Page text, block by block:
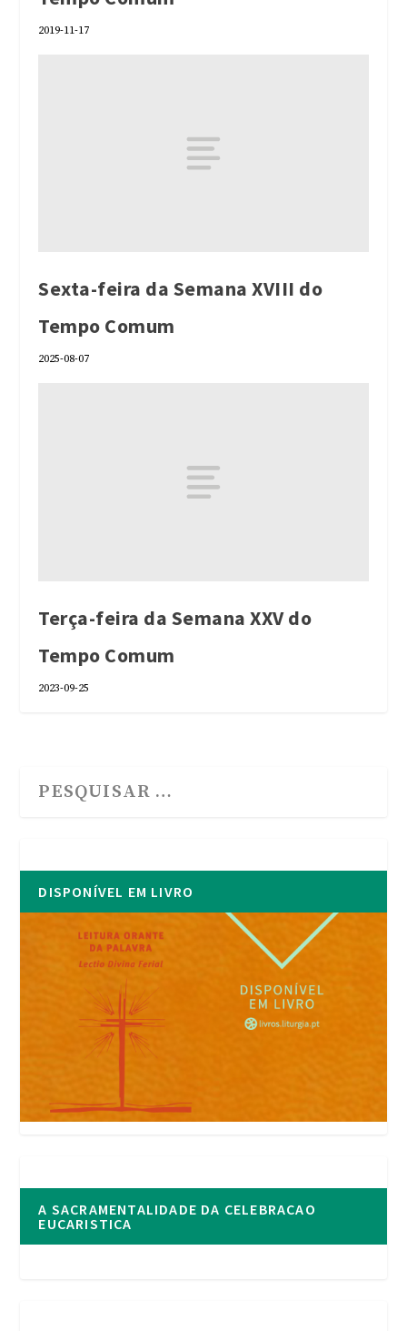
2019-11-17
Sexta-feira da Semana XVIII do
Tempo Comum
2025-08-07
Terça-feira da Semana XXV do
Tempo Comum
2023-09-25
DISPONÍVEL EM LIVRO
A SACRAMENTALIDADE DA CELEBRACAO
EUCARISTICA